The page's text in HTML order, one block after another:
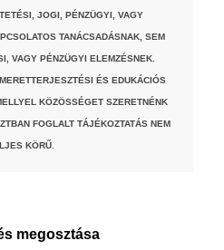
JOGI, PÉNZÜGYI, VAGY
TANÁCSADÁSNAK, SEM
VAGY PÉNZÜGYI ELEMZÉSNEK.
ÉS EDUKÁCIÓS
KÖZÖSSÉGET SZERETNÉNK
FOGLALT TÁJÉKOZTATÁS NEM
KÖRŰ.
megosztása